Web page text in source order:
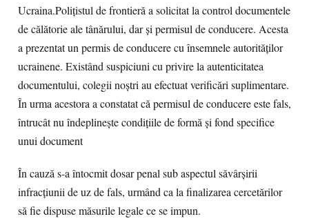
Ucraina.Polițistul de frontieră a solicitat la control documentele
de călătorie ale tânărului, dar și permisul de conducere. Acesta
a prezentat un permis de conducere cu însemnele autorităților
ucrainene. Existând suspiciuni cu privire la autenticitatea
documentului, colegii noștri au efectuat verificări suplimentare.
În urma acestora a constatat că permisul de conducere este fals,
întrucât nu îndeplinește condițiile de formă și fond specifice
unui document
În cauză s-a întocmit dosar penal sub aspectul săvârşirii
infracţiunii de uz de fals, urmând ca la finalizarea cercetărilor
să fie dispuse măsurile legale ce se impun.